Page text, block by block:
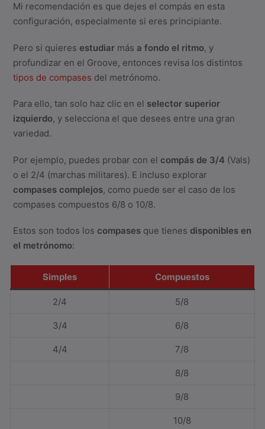
Mi recomendación es que dejes el compás en esta
configuración, especialmente si eres principiante.
Pero si quieres estudiar más a fondo el ritmo, y
profundizar en el Groove, entonces revisa los distintos
tipos de compases del metrónomo.
Para ello, tan solo haz clic en el selector superior
izquierdo, y selecciona el que desees entre una gran
variedad.
Por ejemplo, puedes probar con el compás de 3/4 (Vals)
o el 2/4 (marchas militares). E incluso explorar
compases complejos, como puede ser el caso de los
compases compuestos 6/8 o 10/8.
Estos son todos los compases que tienes disponibles en
el metrónomo:
Simples Compuestos
2/4 5/8
3/4 6/8
4/4 7/8
8/8
9/8
10/8